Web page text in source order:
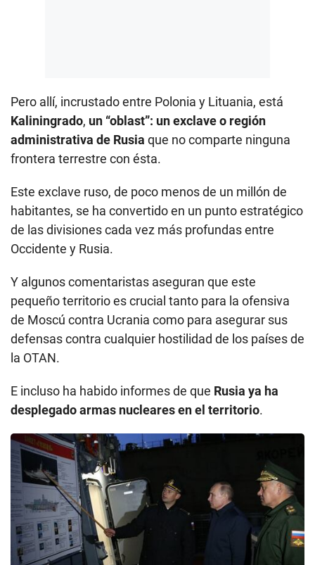
Pero allí, incrustado entre Polonia y Lituania, está
Kaliningrado, un “oblast”: un exclave o región
administrativa de Rusia que no comparte ninguna
frontera terrestre con ésta.
Este exclave ruso, de poco menos de un millón de
habitantes, se ha convertido en un punto estratégico
de las divisiones cada vez más profundas entre
Occidente y Rusia.
Y algunos comentaristas aseguran que este
pequeño territorio es crucial tanto para la ofensiva
de Moscú contra Ucrania como para asegurar sus
defensas contra cualquier hostilidad de los países de
la OTAN.
E incluso ha habido informes de que Rusia ya ha
desplegado armas nucleares en el territorio.